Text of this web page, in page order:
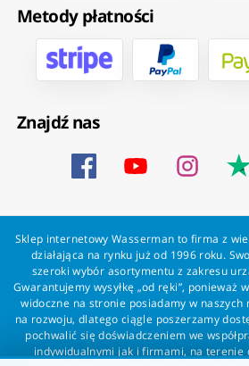
Metody płatności
Znajdź nas
Sklep internetowy Wasserman to firma z
działająca na rynku już od 1996 roku.
szeroki wybór asortymentu z zakresu
Gwarantujemy wysyłkę „od ręki”, ponieważ
widoczne na stronie posiadamy w naszych
na rozwoju, dlatego ciągle poszerzamy
pochwalić się doświadczeniem we
indywidualnymi jak i firmami, na terenie